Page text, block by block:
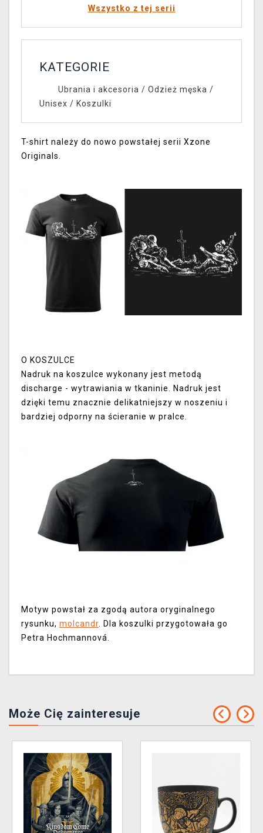
Wszystko z tej serii
KATEGORIE
Ubrania i akcesoria / Odzież męska /
Unisex / Koszulki
T-shirt należy do nowo powstałej serii Xzone
Originals.
O KOSZULCE
Nadruk na koszulce wykonany jest metodą
discharge - wytrawiania w tkaninie. Nadruk jest
dzięki temu znacznie delikatniejszy w noszeniu i
bardziej odporny na ścieranie w pralce.
Motyw powstał za zgodą autora oryginalnego
rysunku, molcandr. Dla koszulki przygotowała go
Petra Hochmannová.
Może Cię zainteresuje